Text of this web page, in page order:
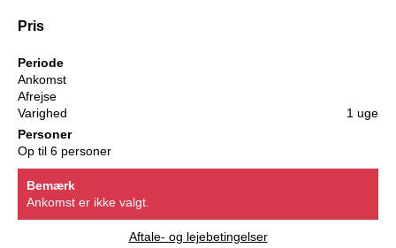
Pris
Periode
Ankomst
Afrejse
Varighed
1 uge
Personer
Op til 6 personer
Bemærk
Ankomst er ikke valgt.
Aftale- og lejebetingelser